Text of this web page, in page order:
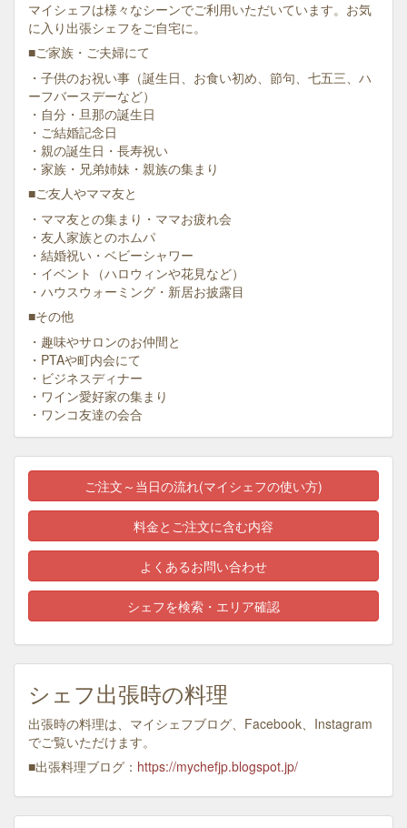
マイシェフは様々なシーンでご利用いただいています。お気
に入り出張シェフをご自宅に。
■ご家族・ご夫婦にて
・子供のお祝い事（誕生日、お食い初め、節句、七五三、ハ
ーフバースデーなど）
・自分・旦那の誕生日
・ご結婚記念日
・親の誕生日・長寿祝い
・家族・兄弟姉妹・親族の集まり
■ご友人やママ友と
・ママ友との集まり・ママお疲れ会
・友人家族とのホムパ
・結婚祝い・ベビーシャワー
・イベント（ハロウィンや花見など）
・ハウスウォーミング・新居お披露目
■その他
・趣味やサロンのお仲間と
・PTAや町内会にて
・ビジネスディナー
・ワイン愛好家の集まり
・ワンコ友達の会合
ご注文～当日の流れ(マイシェフの使い方)
料金とご注文に含む内容
よくあるお問い合わせ
シェフを検索・エリア確認
シェフ出張時の料理
出張時の料理は、マイシェフブログ、Facebook、Instagram
でご覧いただけます。
■出張料理ブログ： https://mychefjp.blogspot.jp/